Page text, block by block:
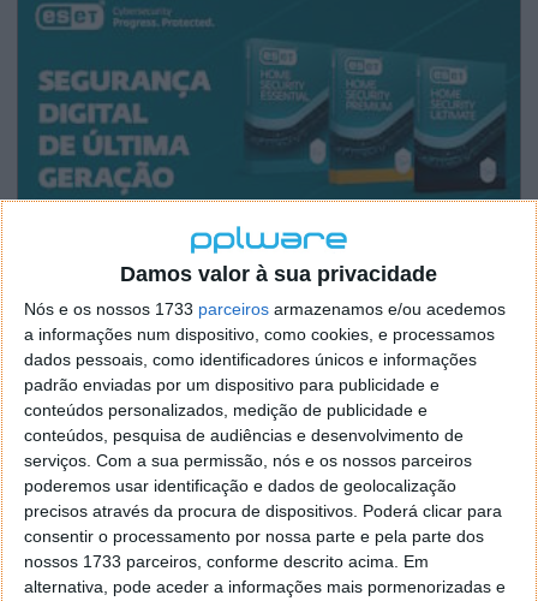
Damos valor à sua privacidade
Nós e os nossos 1733 parceiros armazenamos e/ou acedemos
a informações num dispositivo, como cookies, e processamos
dados pessoais, como identificadores únicos e informações
padrão enviadas por um dispositivo para publicidade e
conteúdos personalizados, medição de publicidade e
conteúdos, pesquisa de audiências e desenvolvimento de
serviços. Com a sua permissão, nós e os nossos parceiros
poderemos usar identificação e dados de geolocalização
precisos através da procura de dispositivos. Poderá clicar para
consentir o processamento por nossa parte e pela parte dos
nossos 1733 parceiros, conforme descrito acima. Em
alternativa, pode aceder a informações mais pormenorizadas e